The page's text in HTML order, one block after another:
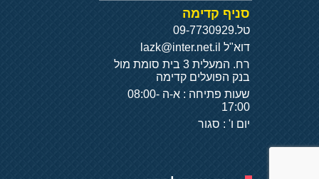
סניף קדימה
טל.09-7730929
דוא"ל
רח. המעלית 3 בית סומת מול
בנק הפועלים קדימה
שעות פתיחה : א-ה 08:00-
17:00
יום ו' : סגור